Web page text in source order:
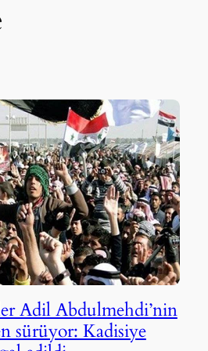
Adil Abdulmehdi’nin
sürüyor: Kadisiye